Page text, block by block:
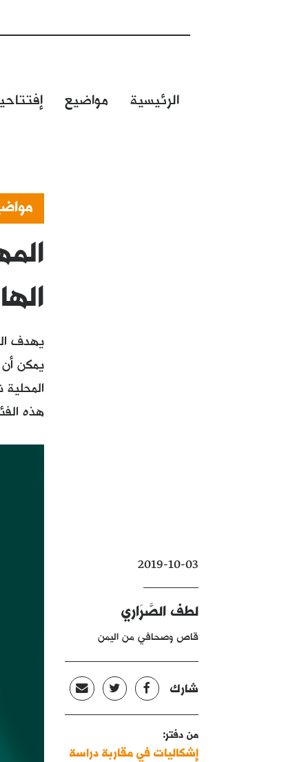
الرئيسية مواضيع
يهدف
يمكن
هذه
2019-10-03
لطف الصَّرَاري
قاص وصحافي من اليمن
شارك
من دفتر:
إشكاليات في مقاربة دراسة